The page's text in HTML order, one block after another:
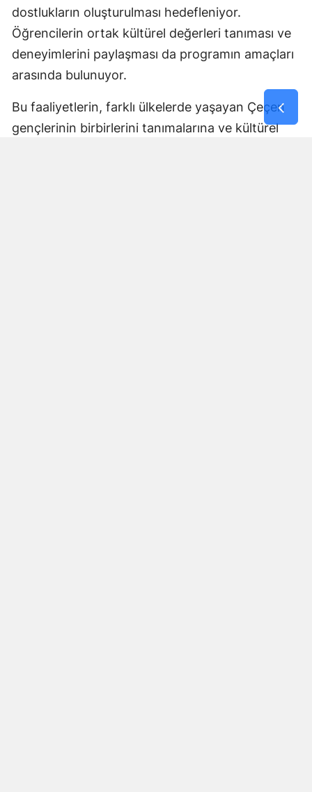
dostlukların oluşturulması hedefleniyor.
Öğrencilerin ortak kültürel değerleri tanıması ve
deneyimlerini paylaşması da programın amaçları
arasında bulunuyor.
Bu faaliyetlerin, farklı ülkelerde yaşayan Çeçen
gençlerinin birbirlerini tanımalarına ve kültürel